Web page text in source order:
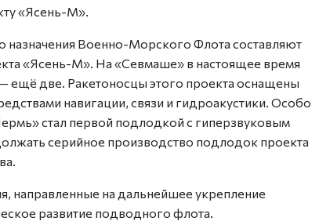
«Ясень-М».
назначения Военно-Морского Флота составляют
«Ясень-М». На «Севмаше» в настоящее время
ещё две. Ракетоносцы этого проекта оснащены
навигации, связи и гидроакустики. Особо
стал первой подлодкой с гиперзвуковым
серийное производство подлодок проекта
направленные на дальнейшее укрепление
развитие подводного флота.